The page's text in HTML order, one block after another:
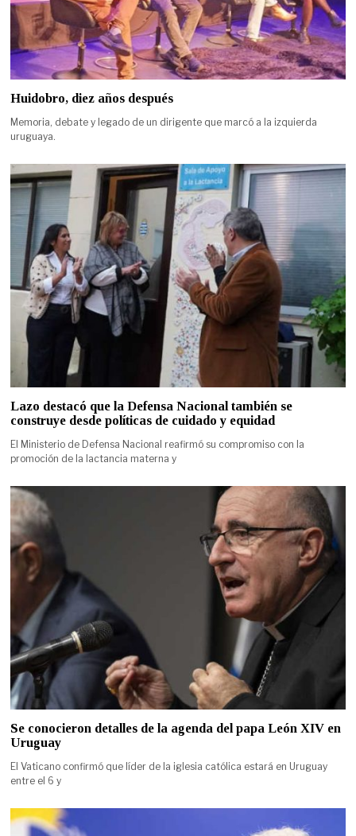
Huidobro, diez años después
Memoria, debate y legado de un dirigente que marcó a la izquierda
uruguaya.
Lazo destacó que la Defensa Nacional también se
construye desde políticas de cuidado y equidad
El Ministerio de Defensa Nacional reafirmó su compromiso con la
promoción de la lactancia materna y
Se conocieron detalles de la agenda del papa León XIV en
Uruguay
El Vaticano confirmó que líder de la iglesia católica estará en Uruguay
entre el 6 y